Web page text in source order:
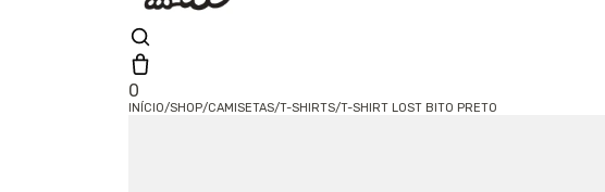
0
INÍCIO/SHOP/CAMISETAS/T-SHIRTS/T-SHIRT LOST BITO PRETO